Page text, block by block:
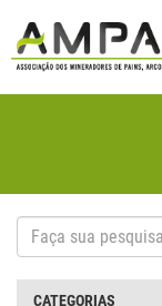
CATEGORIAS